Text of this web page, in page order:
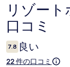
口
コ
ミ
リゾー
口コミ
7.8 良い
22 件の口コミ